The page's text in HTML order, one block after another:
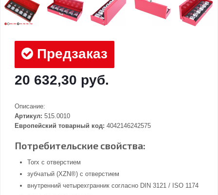
Предзаказ
20 632,30 руб.
Описание:
Артикул: 515.0010
Европейский товарный код: 4042146242575
Потребительские свойства:
Torx с отверстием
зубчатый (XZN®) с отверстием
внутренний четырехгранник согласно DIN 3121 / ISO 1174